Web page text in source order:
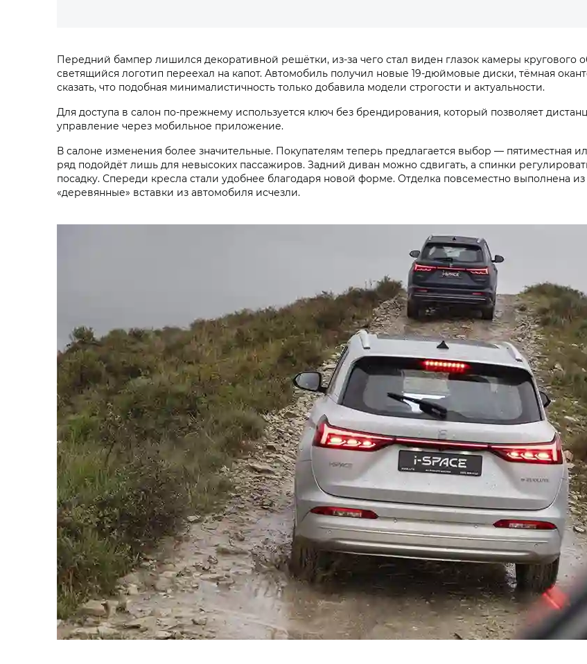
Передний бампер лишился декоративной решётки, из-за чего стал виден глазок камеры кругового
светящийся логотип переехал на капот. Автомобиль получил новые 19-дюймовые диски, тёмная
сказать, что подобная минималистичность только добавила модели строгости и актуальности.
Для доступа в салон по-прежнему используется ключ без брендирования, который позволяет
управление через мобильное приложение.
В салоне изменения более значительные. Покупателям теперь предлагается выбор — пятиместная
ряд подойдёт лишь для невысоких пассажиров. Задний диван можно сдвигать, а спинки
посадку. Спереди кресла стали удобнее благодаря новой форме. Отделка повсеместно выполнена
«деревянные» вставки из автомобиля исчезли.